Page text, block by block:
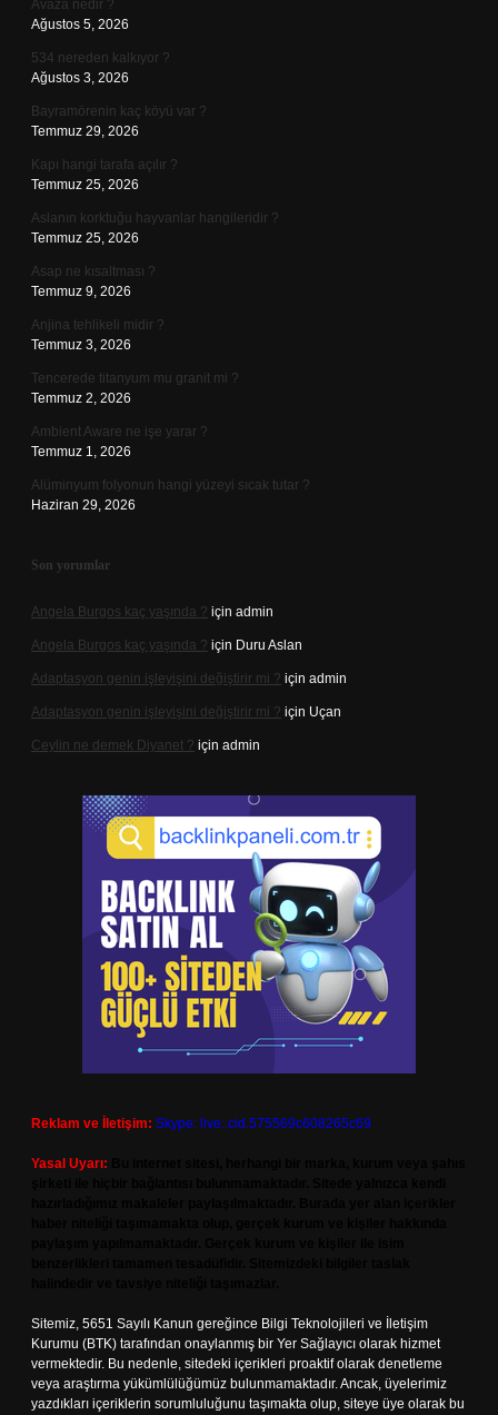
Avaza nedir ?
Ağustos 5, 2026
534 nereden kalkıyor ?
Ağustos 3, 2026
Bayramörenin kaç köyü var ?
Temmuz 29, 2026
Kapı hangi tarafa açılır ?
Temmuz 25, 2026
Aslanın korktuğu hayvanlar hangileridir ?
Temmuz 25, 2026
Asap ne kısaltması ?
Temmuz 9, 2026
Anjina tehlikeli midir ?
Temmuz 3, 2026
Tencerede titanyum mu granit mi ?
Temmuz 2, 2026
Ambient Aware ne işe yarar ?
Temmuz 1, 2026
Alüminyum folyonun hangi yüzeyi sıcak tutar ?
Haziran 29, 2026
Son yorumlar
Angela Burgos kaç yaşında ? için admin
Angela Burgos kaç yaşında ? için Duru Aslan
Adaptasyon genin işleyişini değiştirir mi ? için admin
Adaptasyon genin işleyişini değiştirir mi ? için Uçan
Ceylin ne demek Diyanet ? için admin
Reklam ve İletişim: Skype: live:.cid.575569c608265c69
Yasal Uyarı:
Sitemiz, 5651 Sayılı Kanun gereğince Bilgi Teknolojileri ve İletişim
Kurumu (BTK) tarafından onaylanmış bir Yer Sağlayıcı olarak hizmet
vermektedir. Bu nedenle, sitedeki içerikleri proaktif olarak denetleme
veya araştırma yükümlülüğümüz bulunmamaktadır. Ancak, üyelerimiz
yazdıkları içeriklerin sorumluluğunu taşımakta olup, siteye üye olarak bu